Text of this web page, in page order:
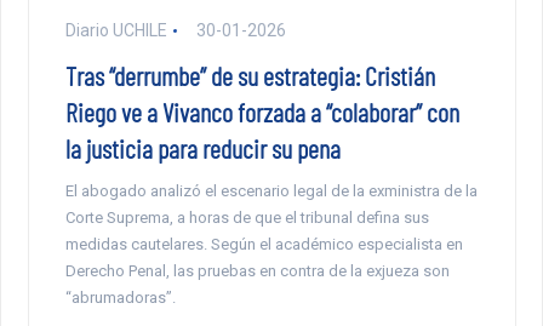
Diario UCHILE 30-01-2026
Tras “derrumbe” de su estrategia: Cristián
Riego ve a Vivanco forzada a “colaborar” con
la justicia para reducir su pena
El abogado analizó el escenario legal de la exministra de la
Corte Suprema, a horas de que el tribunal defina sus
medidas cautelares. Según el académico especialista en
Derecho Penal, las pruebas en contra de la exjueza son
“abrumadoras”.